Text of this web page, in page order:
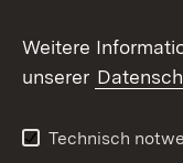
Kontakt
Weitere
unserer
Technisch